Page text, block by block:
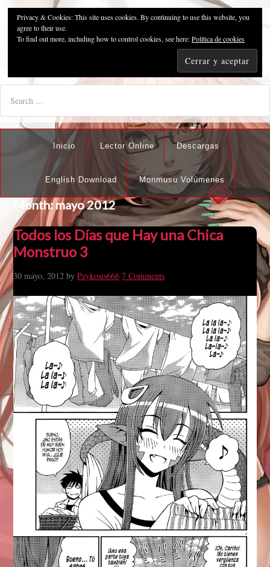
Pzykosis666HFansub
"I'm the best there is at what I do, but what I do best isn't very
Inicio Lector Online Descargas
English Download Monmusu Volúmenes
Month:mayo 2012
Todos los Días que Hay una Chica
Monstruo 3
30 mayo, 2012 byPzykosis666 7 Comments
Privacy & Cookies: This site uses cookies. By continuing to use this website, you
agree to their use.
To find out more, including how to control cookies, see here:Política de cookies